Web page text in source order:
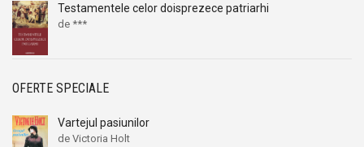
Testamentele celor doisprezece patriarhi
de ***
OFERTE SPECIALE
Vartejul pasiunilor
de Victoria Holt